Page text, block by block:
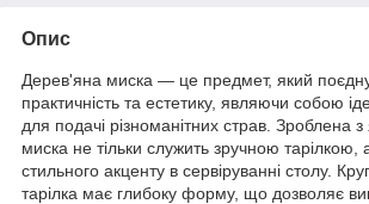
Опис
Дерев'яна миска — це предмет, який
практичність та естетику, являючи собою
для подачі різноманітних страв. Зроблена з
миска не тільки служить зручною тарілкою,
стильного акценту в сервіруванні столу.
тарілка має глибоку форму, що дозволяє